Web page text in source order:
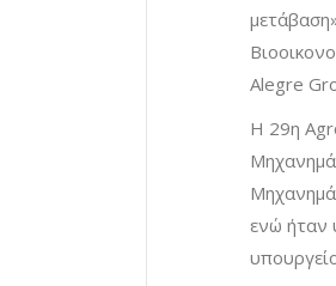
Alegre
Η 29η
ενώ ήταν